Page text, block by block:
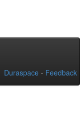
Duraspace - Feedback